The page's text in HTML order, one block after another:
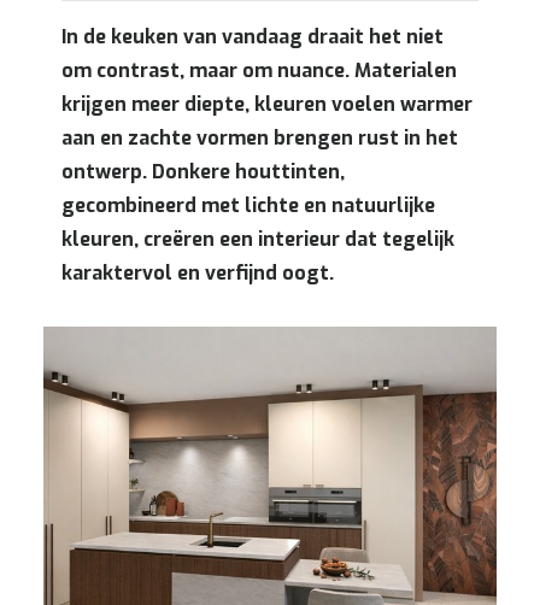
In de keuken van vandaag draait het niet
om contrast, maar om nuance. Materialen
krijgen meer diepte, kleuren voelen warmer
aan en zachte vormen brengen rust in het
ontwerp. Donkere houttinten,
gecombineerd met lichte en natuurlijke
kleuren, creëren een interieur dat tegelijk
karaktervol en verfijnd oogt.